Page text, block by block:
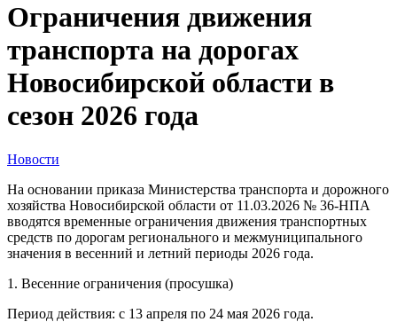
Ограничения движения
транспорта на дорогах
Новосибирской области в
сезон 2026 года
Новости
На основании приказа Министерства транспорта и дорожного
хозяйства Новосибирской области от 11.03.2026 № 36-НПА
вводятся временные ограничения движения транспортных
средств по дорогам регионального и межмуниципального
значения в весенний и летний периоды 2026 года.
1. Весенние ограничения (просушка)
Период действия: с 13 апреля по 24 мая 2026 года.